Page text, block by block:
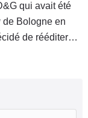
qui avait été
de Bologne en
de rééditer